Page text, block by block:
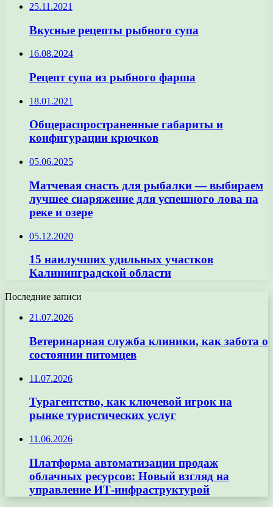
25.11.2021
Вкусные рецепты рыбного супа
16.08.2024
Рецепт супа из рыбного фарша
18.01.2021
Общераспространенные габариты и
конфигурации крючков
05.06.2025
Матчевая снасть для рыбалки — выбираем
лучшее снаряжение для успешного лова на
реке и озере
05.12.2020
15 наилучших удильных участков
Калининградской области
Последние записи
21.07.2026
Ветеринарная служба клиники, как забота о
состоянии питомцев
11.07.2026
Турагентство, как ключевой игрок на
рынке туристических услуг
11.06.2026
Платформа автоматизации продаж
облачных ресурсов: Новый взгляд на
управление ИТ-инфраструктурой